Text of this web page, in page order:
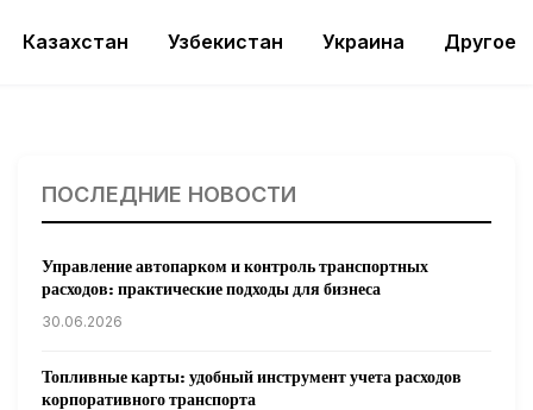
Казахстан Узбекистан Украина Другое
ПОСЛЕДНИЕ НОВОСТИ
Управление автопарком и контроль транспортных
расходов: практические подходы для бизнеса
30.06.2026
Топливные карты: удобный инструмент учета расходов
корпоративного транспорта